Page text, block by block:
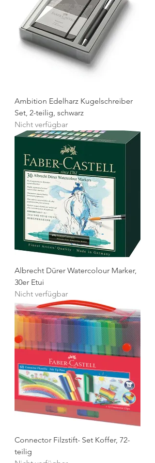
Ambition Edelharz Kugelschreiber
Set, 2-teilig, schwarz
Nicht verfügbar
Albrecht Dürer Watercolour Marker,
30er Etui
Nicht verfügbar
Connector Filzstift- Set Koffer, 72-
teilig